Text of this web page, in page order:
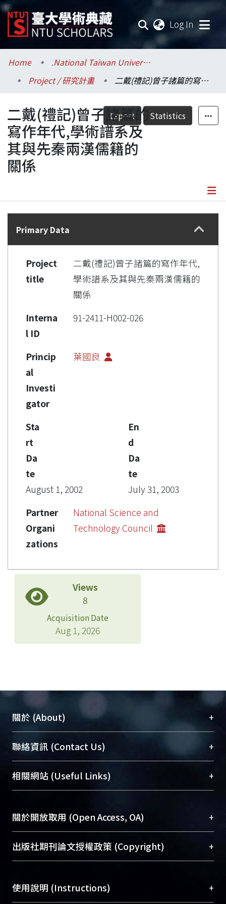
Log In
Communities & Collections
Research Outputs
Fundings & Projects
Researchers
Organizations
Home
.National Taiwan University / 國立臺灣大學
Project / 研究計畫
二戴(禮記)曾子諸篇的寫作年代,學術譜系及其與先秦兩漢儒籍的關係
Export Statistics
二戴(禮記)曾子諸篇的
寫作年代,學術譜系及
其與先秦兩漢儒籍的
關係
Details
Primary Data
Project
title
二戴(禮記)曾子諸篇的寫作年代,
學術譜系及其與先秦兩漢儒籍的
關係
Interna
l ID
91-2411-H002-026
Princip
al
Investi
gator
葉國良
Sta
rt
Da
te
August 1, 2002
En
d
Da
te
July 31, 2003
Partner
Organi
zations
National Science and
Technology Council
Views
8
Acquisition Date
Aug 1, 2026
關於 (About) +
臺大位居世界頂尖大學之列，為永久珍藏及向國際
展現本校豐碩的研究成果及學術能量，圖書館整合
機構典藏（NTUR）與學術庫（AH）不同功能平
台，成為臺大學術典藏NTU scholars。期能整合研
成果。
To permanently archive and promote researcher
profiles and scholarly works, Library integrates the
services of “NTU Repository” with “Academic
聯絡資訊 (Contact Us) +
總館學科館員(Main Library)
醫學圖書館學科館員(Medical Library)
Sciences Library)
相關網站 (Useful Links) +
關於開放取用 (Open Access, OA) +
開放取用是從使用者角度提升資訊取用性的社會運
動，應用在學術研究上是透過將研究著作公開供使
用逐年攀升。同時可加速研究發展、提升研究影響
出版社期刊論文授權政策 (Copyright) +
含部分內容的版權非匯入者所有，或由第三方贊
助與合作完成，請確認該版權所有者及第三方同
使用說明 (Instructions) +